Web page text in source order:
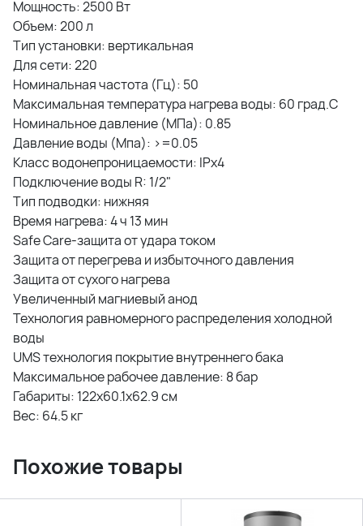
Мощность: 2500 Вт
Объем: 200 л
Тип установки: вертикальная
Для сети: 220
Номинальная частота (Гц): 50
Максимальная температура нагрева воды: 60 град.C
Номинальное давление (МПа): 0.85
Давление воды (Мпа): >=0.05
Класс водонепроницаемости: IPx4
Подключение воды R: 1/2"
Тип подводки: нижняя
Время нагрева: 4 ч 13 мин
Safe Care-защита от удара током
Защита от перегрева и избыточного давления
Защита от сухого нагрева
Увеличенный магниевый анод
Технология равномерного распределения холодной
воды
UMS технология покрытие внутреннего бака
Максимальное рабочее давление: 8 бар
Габариты: 122х60.1х62.9 см
Вес: 64.5 кг
Похожие товары